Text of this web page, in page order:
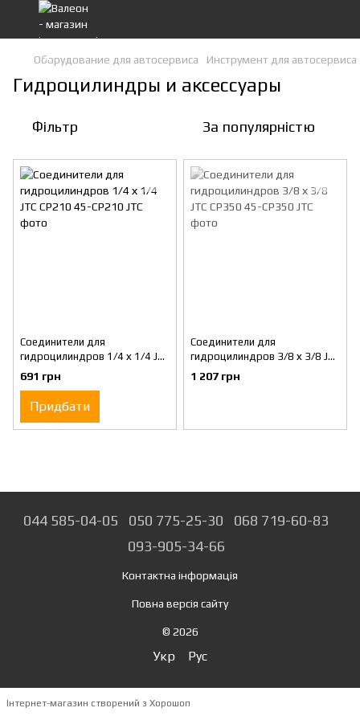
Оборудование для автосервиса Инструмент для автосервиса
Гидроцилиндры и аксессуары
Фільтр За популярністю
Соединители для
гидроцилиндров 1/4 х 1/4 JTC
CP210
691 грн
Придбати
Соединители для
гидроцилиндров 3/8 х 3/8 JTC
CP350
1 207 грн
044 585-04-05 050 775-25-30
068 719-60-83
093-905-34-66
Контактна інформація
Повна версія сайту
© 2026
Укр Рус
Інтернет-магазин створений з Хорошоп